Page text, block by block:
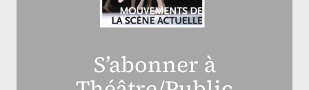
S’abonner à